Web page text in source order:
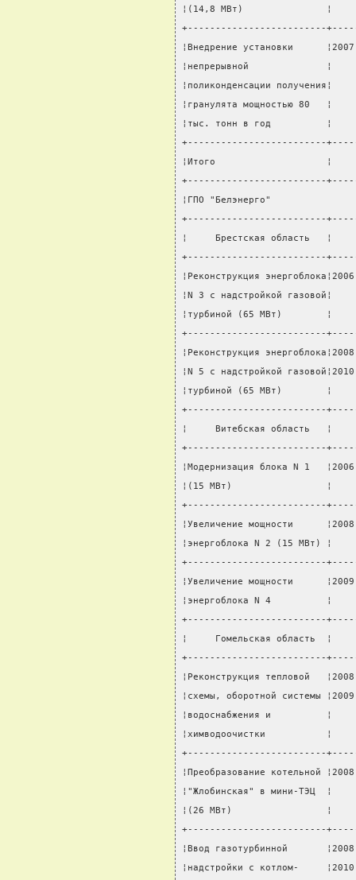
¦(14,8 МВт)               ¦
+-------------------------
¦Внедрение установки
¦непрерывной
¦поликонденсации
¦гранулята мощностью
¦тыс. тонн в год
+-------------------------
¦Итого                    ¦
+-------------------------
¦ГПО "Белэнерго"
+-------------------------
¦     Брестская
+-------------------------
¦Реконструкция
¦N 3 с надстройкой
¦турбиной (65 МВт)
+-------------------------
¦Реконструкция
¦N 5 с надстройкой
¦турбиной (65 МВт)
+-------------------------
¦     Витебская
+-------------------------
¦Модернизация блока N 1
¦(15 МВт)                 ¦
+-------------------------
¦Увеличение мощности
¦энергоблока N 2 (15
+-------------------------
¦Увеличение мощности
¦энергоблока N 4
+-------------------------
¦     Гомельская
+-------------------------
¦Реконструкция тепловой
¦схемы, оборотной
¦водоснабжения и
¦химводоочистки
+-------------------------
¦Преобразование котельной
¦"Жлобинская" в мини-
¦(26 МВт)                 ¦
+-------------------------
¦Ввод газотурбинной
¦надстройки с котлом-